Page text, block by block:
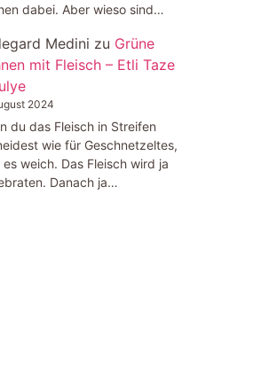
dabei. Aber wieso sind…
Medini zu Grüne
mit Fleisch – Etli Taze
2024
du das Fleisch in Streifen
wie für Geschnetzeltes,
weich. Das Fleisch wird ja
Danach ja…